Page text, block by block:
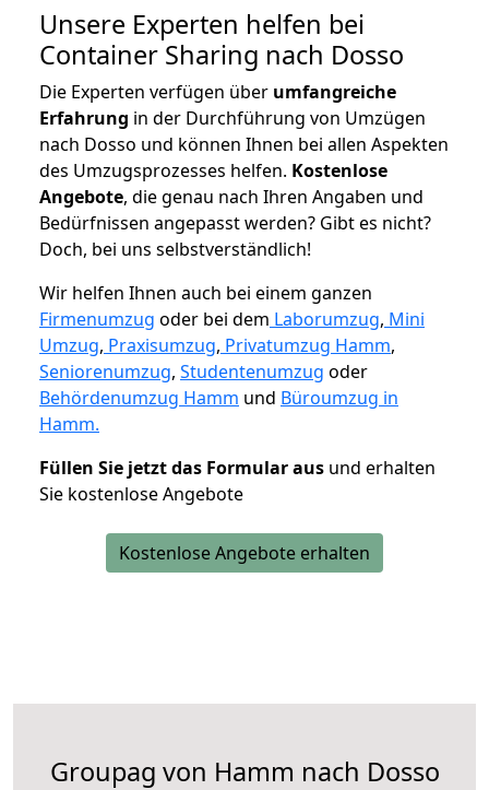
Unsere Experten helfen bei
Container Sharing nach Dosso
Die Experten verfügen über umfangreiche
Erfahrung in der Durchführung von Umzügen
nach Dosso und können Ihnen bei allen Aspekten
des Umzugsprozesses helfen. Kostenlose
Angebote, die genau nach Ihren Angaben und
Bedürfnissen angepasst werden? Gibt es nicht?
Doch, bei uns selbstverständlich!
Wir helfen Ihnen auch bei einem ganzen
Firmenumzug oder bei dem Laborumzug, Mini
Umzug, Praxisumzug, Privatumzug Hamm,
Seniorenumzug, Studentenumzug oder
Behördenumzug Hamm und Büroumzug in
Hamm.
Füllen Sie jetzt das Formular aus und erhalten
Sie kostenlose Angebote
Kostenlose Angebote erhalten
Groupag von Hamm nach Dosso